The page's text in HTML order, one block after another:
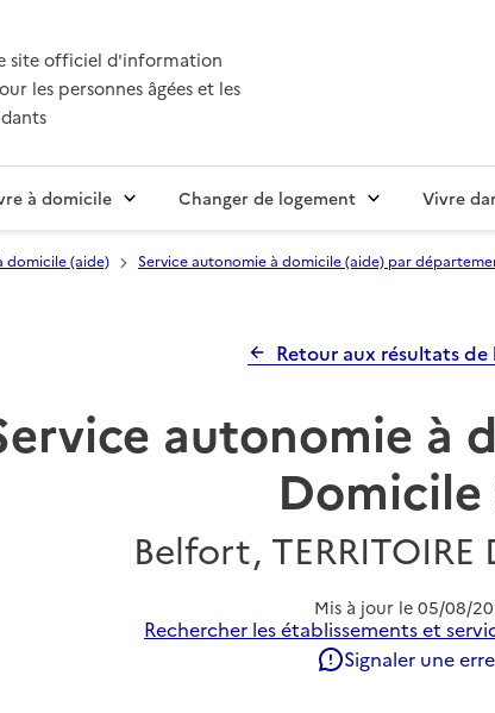
site officiel d'information
les personnes âgées et les
à domicile Changer de logement Vivre
domicile (aide) Service autonomie à domicile (aide) par
Retour aux résultats de
autonomie à
Domicile
Belfort, TERRITOIRE
Mis à jour le 05/08/
Rechercher les établissements et
Signaler une